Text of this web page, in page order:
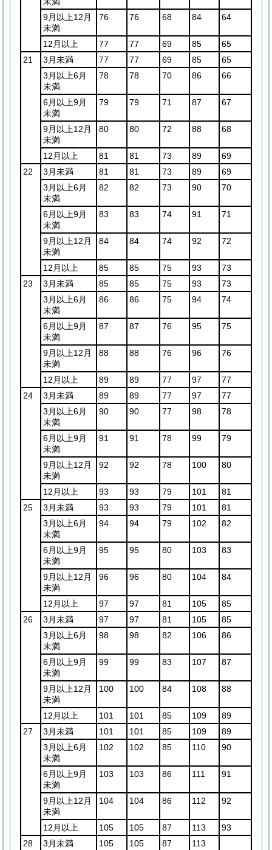
9月以上12月
未満
76 76 68 84 64
12月以上 77 77 69 85
65
21
3月未満 77 77 69 85
65
3月以上6月
未満
78 78 70 86 66
6月以上9月
未満
79 79 71 87 67
9月以上12月
未満
80 80 72 88 68
12月以上 81 81 73 89
69
22
3月未満 81 81 73 89
69
3月以上6月
未満
82 82 73 90 70
6月以上9月
未満
83 83 74 91 71
9月以上12月
未満
84 84 74 92 72
12月以上 85 85 75 93
73
23
3月未満 85 85 75 93
73
3月以上6月
未満
86 86 75 94 74
6月以上9月
未満
87 87 76 95 75
9月以上12月
未満
88 88 76 96 76
12月以上 89 89 77 97
77
24
3月未満 89 89 77 97
77
3月以上6月
未満
90 90 77 98 78
6月以上9月
未満
91 91 78 99 79
9月以上12月
未満
92 92 78 100 80
12月以上 93 93 79 101
81
25
3月未満 93 93 79 101
81
3月以上6月
未満
94 94 79 102 82
6月以上9月
未満
95 95 80 103 83
9月以上12月
未満
96 96 80 104 84
12月以上 97 97 81 105
85
26
3月未満 97 97 81 105
85
3月以上6月
未満
98 98 82 106 86
6月以上9月
未満
99 99 83 107 87
9月以上12月
未満
100 100 84 108 88
12月以上 101 101 85 109
89
27
3月未満 101 101 85 109
89
3月以上6月
未満
102 102 85 110 90
6月以上9月
未満
103 103 86 111 91
9月以上12月
未満
104 104 86 112 92
12月以上 105 105 87 113
93
28
3月未満 105 105 87 113